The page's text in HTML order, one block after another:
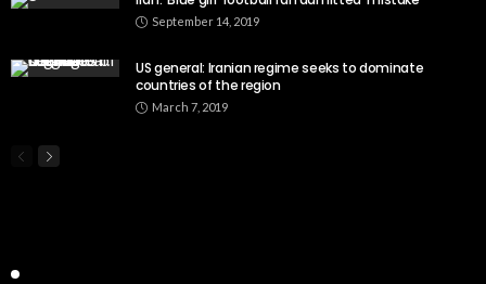
September 14, 2019
US general: Iranian regime seeks to dominate
countries of the region
March 7, 2019